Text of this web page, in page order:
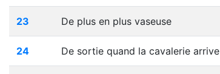
23 De plus en plus vaseuse
24 De sortie quand la cavalerie arrive